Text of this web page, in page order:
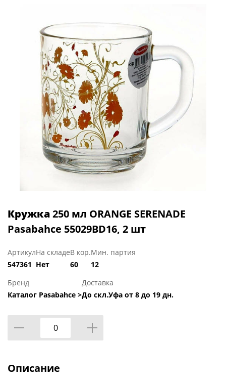
Кружка250 мл ORANGE SERENADE
Pasabahce 55029BD16, 2 шт
Артикул
547361
На складе
Нет
В кор.
60
Мин. партия
12
Бренд
Каталог Pasabahce >
Доставка
До скл.Уфа от 8 до 19 дн.
Описание